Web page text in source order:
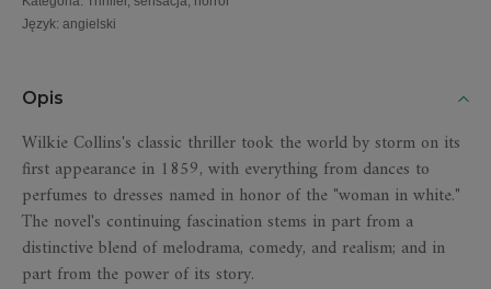
Język: angielski
Opis
Wilkie Collins's classic thriller took the world by storm on its
first appearance in 1859, with everything from dances to
perfumes to dresses named in honor of the "woman in white."
The novel's continuing fascination stems in part from a
distinctive blend of melodrama, comedy, and realism; and in
part from the power of its story.